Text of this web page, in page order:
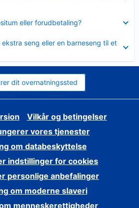
eller forudbetaling?
seng eller en barneseng til et
dit overnatningssted
Vilkår og betingelser
vores tjenester
om databeskyttelse
indstillinger for cookies
personlige anbefalinger
om moderne slaveri
menneskerettigheder